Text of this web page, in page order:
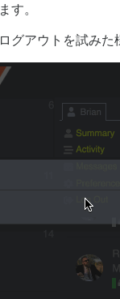
す。
グアウトを試みた